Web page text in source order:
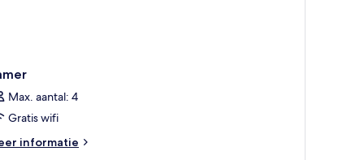
Max. aantal: 4
Gratis wifi
informatie